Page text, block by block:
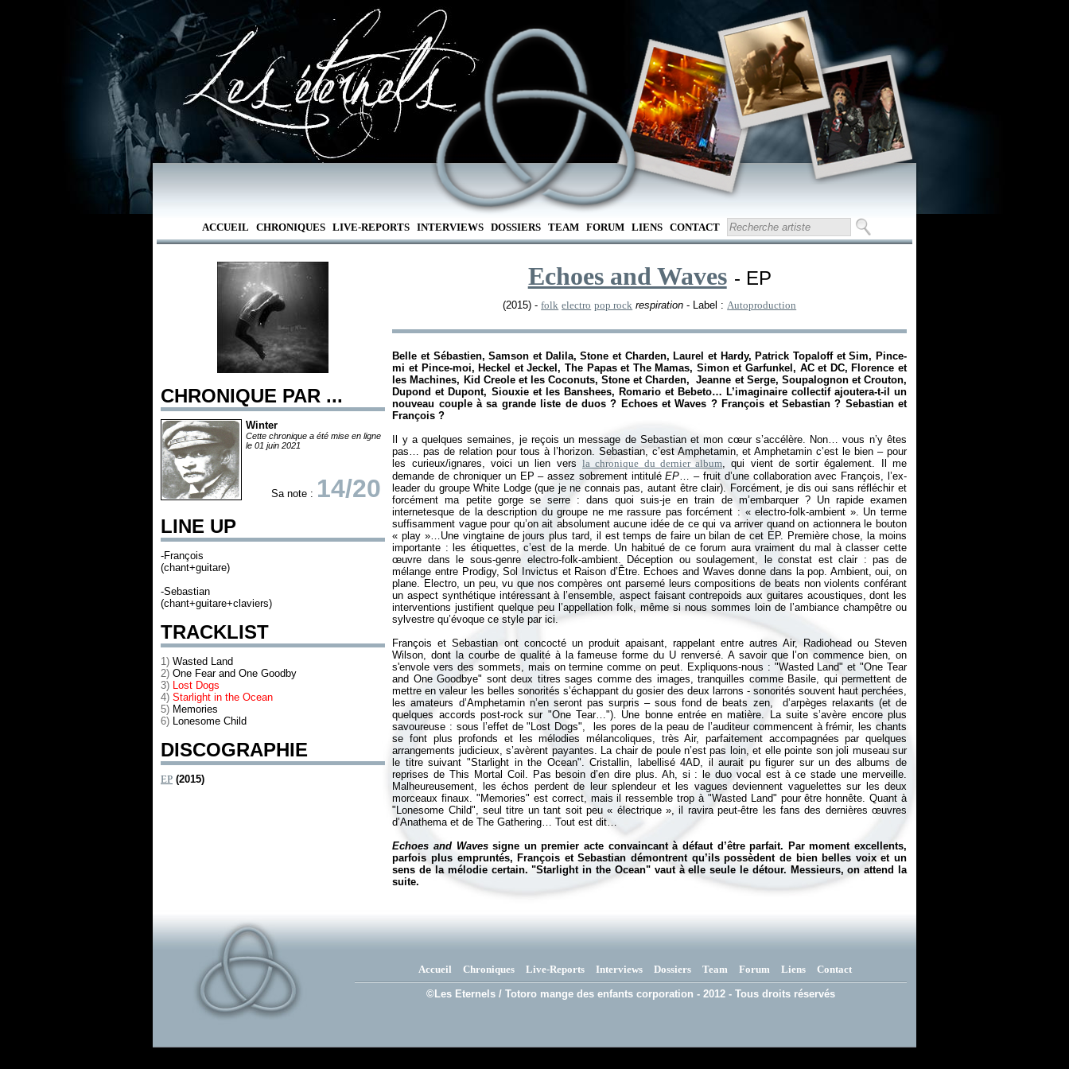
ACCUEIL CHRONIQUES LIVE-REPORTS INTERVIEWS DOSSIERS TEAM FORUM LIENS CONTACT
CHRONIQUE PAR ...
Winter
Cette chronique a été mise en ligne
le 01 juin 2021
Sa note : 14/20
LINE UP
-François
(chant+guitare)
-Sebastian
(chant+guitare+claviers)
TRACKLIST
1) Wasted Land
2) One Fear and One Goodby
3) Lost Dogs
4) Starlight in the Ocean
5) Memories
6) Lonesome Child
DISCOGRAPHIE
EP (2015)
Echoes and Waves - EP
(2015) -folk electro pop rock respiration - Label :Autoproduction
Belle et Sébastien, Samson et Dalila, Stone et Charden, Laurel et Hardy, Patrick Topaloff et Sim, Pince-
mi et Pince-moi, Heckel et Jeckel, The Papas et The Mamas, Simon et Garfunkel, AC et DC, Florence et
les Machines, Kid Creole et les Coconuts, Stone et Charden, Jeanne et Serge, Soupalognon et Crouton,
Dupond et Dupont, Siouxie et les Banshees, Romario et Bebeto… L’imaginaire collectif ajoutera-t-il un
nouveau couple à sa grande liste de duos ? Echoes et Waves ? François et Sebastian ? Sebastian et
François ?
Il y a quelques semaines, je reçois un message de Sebastian et mon cœur s’accélère. Non… vous n’y êtes
pas… pas de relation pour tous à l’horizon. Sebastian, c’est Amphetamin, et Amphetamin c’est le bien – pour
les curieux/ignares, voici un lien versla chronique du dernier album, qui vient de sortir également. Il me
demande de chroniquer un EP – assez sobrement intituléEP… – fruit d’une collaboration avec François, l’ex-
leader du groupe White Lodge (que je ne connais pas, autant être clair). Forcément, je dis oui sans réfléchir et
forcément ma petite gorge se serre : dans quoi suis-je en train de m’embarquer ? Un rapide examen
internetesque de la description du groupe ne me rassure pas forcément : «electro-folk-ambient ». Un terme
suffisamment vague pour qu’on ait absolument aucune idée de ce qui va arriver quand on actionnera le bouton
«play »…Une vingtaine de jours plus tard, il est temps de faire un bilan de cet EP. Première chose, la moins
importante : les étiquettes, c’est de la merde. Un habitué de ce forum aura vraiment du mal à classer cette
œuvre dans le sous-genre electro-folk-ambient. Déception ou soulagement, le constat est clair : pas de
mélange entre Prodigy, Sol Invictus et Raison d’Être. Echoes and Waves donne dans la pop. Ambient, oui, on
plane. Electro, un peu, vu que nos compères ont parsemé leurs compositions de beats non violents conférant
un aspect synthétique intéressant à l’ensemble, aspect faisant contrepoids aux guitares acoustiques, dont les
interventions justifient quelque peu l’appellation folk, même si nous sommes loin de l’ambiance champêtre ou
sylvestre qu’évoque ce style par ici.
François et Sebastian ont concocté un produit apaisant, rappelant entre autres Air, Radiohead ou Steven
Wilson, dont la courbe de qualité à la fameuse forme du U renversé. A savoir que l’on commence bien, on
s'envole vers des sommets, mais on termine comme on peut. Expliquons-nous : "Wasted Land" et "One Tear
and One Goodbye" sont deux titres sages comme des images, tranquilles comme Basile, qui permettent de
mettre en valeur les belles sonorités s’échappant du gosier des deux larrons - sonorités souvent haut perchées,
les amateurs d’Amphetamin n’en seront pas surpris – sous fond de beats zen, d’arpèges relaxants (et de
quelques accords post-rock sur "One Tear…"). Une bonne entrée en matière. La suite s’avère encore plus
savoureuse : sous l’effet de "Lost Dogs", les pores de la peau de l’auditeur commencent à frémir, les chants
se font plus profonds et les mélodies mélancoliques, très Air, parfaitement accompagnées par quelques
arrangements judicieux, s’avèrent payantes. La chair de poule n’est pas loin, et elle pointe son joli museau sur
le titre suivant "Starlight in the Ocean". Cristallin, labellisé 4AD, il aurait pu figurer sur un des albums de
reprises de This Mortal Coil. Pas besoin d’en dire plus. Ah, si : le duo vocal est à ce stade une merveille.
Malheureusement, les échos perdent de leur splendeur et les vagues deviennent vaguelettes sur les deux
morceaux finaux. "Memories" est correct, mais il ressemble trop à "Wasted Land" pour être honnête. Quant à
"Lonesome Child", seul titre un tant soit peu « électrique», il ravira peut-être les fans des dernières œuvres
d’Anathema et de The Gathering… Tout est dit…
Echoes and Wavessigne un premier acte convaincant à défaut d’être parfait. Par moment excellents,
parfois plus empruntés, François et Sebastian démontrent qu’ils possèdent de bien belles voix et un
sens de la mélodie certain. "Starlight in the Ocean" vaut à elle seule le détour. Messieurs, on attend la
suite.
Accueil Chroniques Live-Reports Interviews Dossiers Team Forum Liens Contact
©Les Eternels / Totoro mange des enfants corporation - 2012 - Tous droits réservés